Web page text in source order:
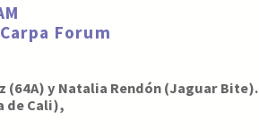
Forum
(64A) y Natalia Rendón (Jaguar
de Cali),